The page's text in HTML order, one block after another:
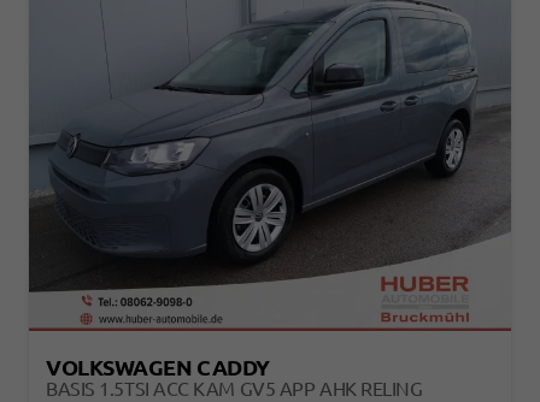
VOLKSWAGEN CADDY
BASIS 1.5TSI ACC KAM GV5 APP AHK RELING